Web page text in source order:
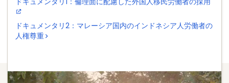
ドキュメンタリ2：マレーシア国内のインドネシア人労働者の
人権尊重